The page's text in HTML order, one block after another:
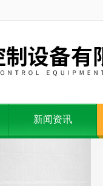
新闻资讯